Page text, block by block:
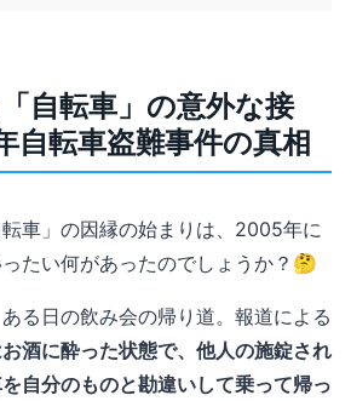
自転車」の意外な接
自転車盗難事件の真相
車」の因縁の始まりは、2005年に
たい何があったのでしょうか？🤔
る日の飲み会の帰り道。報道による
酒に酔った状態で、他人の施錠され
自分のものと勘違いして乗って帰っ